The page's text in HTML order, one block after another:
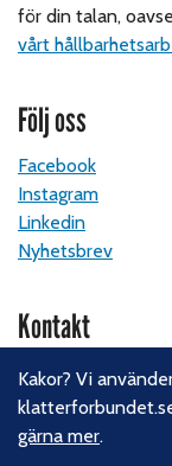
för din talan,
vårt
Följ oss
Facebook
Instagram
Linkedin
Nyhetsbrev
Kontakt
Svenska
Gotlandsgatan 46
116 65 Stockholm
Kakor? Vi
gärna mer.